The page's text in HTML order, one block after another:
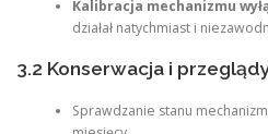
Kalibracja mechanizmu
działał natychmiast i
3.2 Konserwacja i
Sprawdzanie stanu